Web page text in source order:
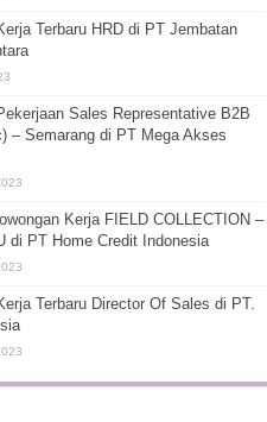
Terbaru HRD di PT Jembatan
Sales Representative B2B
– Semarang di PT Mega Akses
Kerja FIELD COLLECTION –
di PT Home Credit Indonesia
Terbaru Director Of Sales di PT.